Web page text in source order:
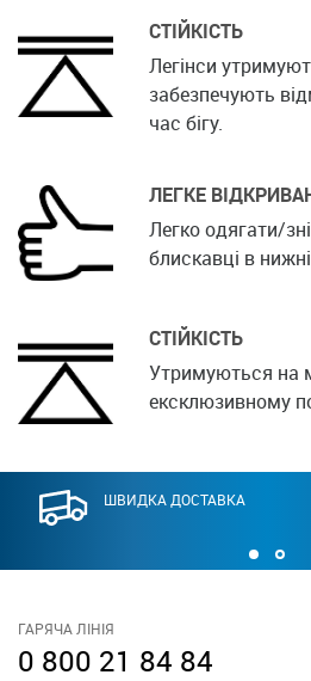
СТІЙКІСТЬ
Легінси
забезпечують
час бігу.
ЛЕГКЕ
Легко одягати/
блискавці в
СТІЙКІСТЬ
Утримуються на
ексклюзивному
ШВИДКА ДОСТАВКА
ГАРЯЧА ЛІНІЯ
0 800 21 84 84